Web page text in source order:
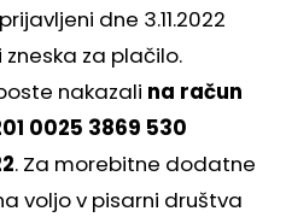
dne 3.11.2022
za plačilo.
nakazali na račun
0025 3869 530
. Za morebitne dodatne
voljo v pisarni društva